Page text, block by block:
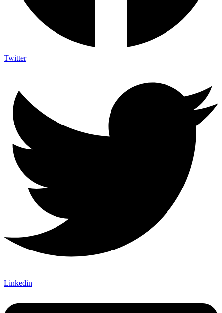
Twitter
Linkedin